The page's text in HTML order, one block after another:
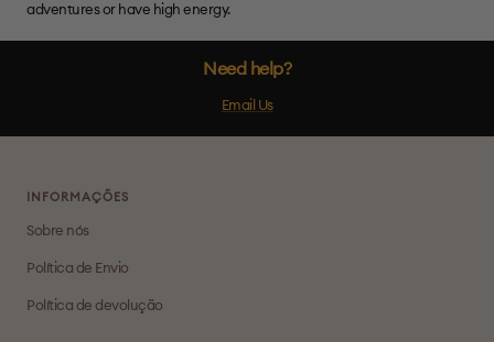
adventures or have high energy.
Need help?
Email Us
INFORMAÇÕES
Sobre nós
Política de Envio
Política de devolução